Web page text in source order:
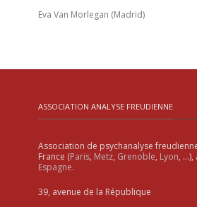
Eva Van Morlegan (Madrid)
ASSOCIATION ANALYSE FREUDIENNE
Association de psychanalyse
France (Paris, Metz, Grenoble, Lyon, …),
Espagne.
39, avenue de la République